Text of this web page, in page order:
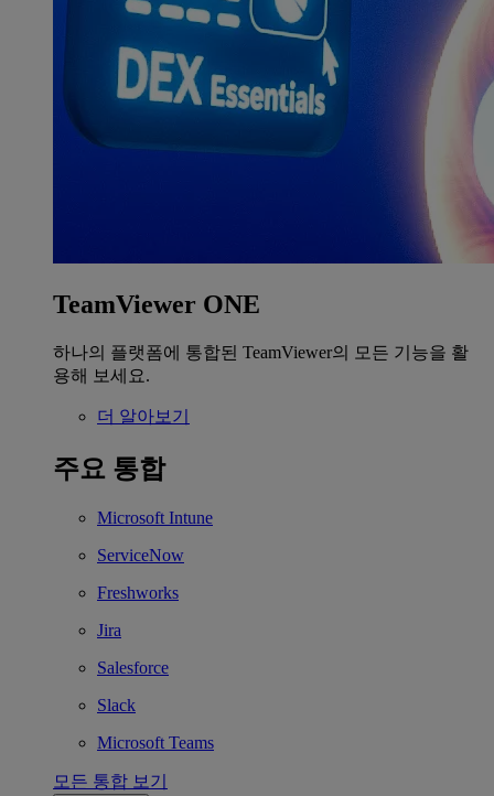
TeamViewer ONE
하나의 플랫폼에 통합된 TeamViewer의 모든 기능을 활
용해 보세요.
더 알아보기
주요 통합
Microsoft Intune
ServiceNow
Freshworks
Jira
Salesforce
Slack
Microsoft Teams
모든 통합 보기